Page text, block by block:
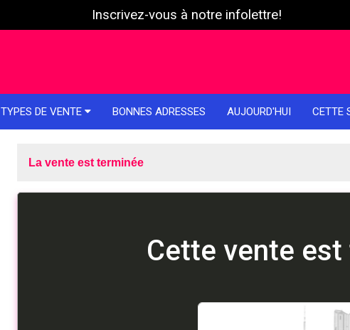
Inscrivez-vous à notre infolettre!
TYPES DE VENTE BONNES ADRESSES AUJOURD'HUI CETTE
La vente est terminée
Cette vente